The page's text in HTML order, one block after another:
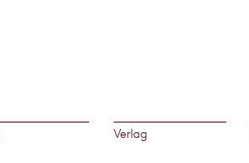
Verlag